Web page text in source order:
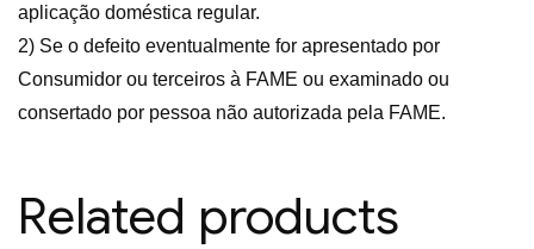
aplicação doméstica regular.
2) Se o defeito eventualmente for apresentado por
Consumidor ou terceiros à FAME ou examinado ou
consertado por pessoa não autorizada pela FAME.
Related products